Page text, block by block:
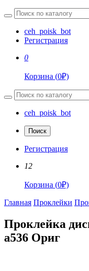
ceh_poisk_bot
Регистрация
0
Корзина (0₽)
ceh_poisk_bot
Поиск
Регистрация
12
Корзина (0₽)
Главная Проклейки
Проклейка
a536 Ориг